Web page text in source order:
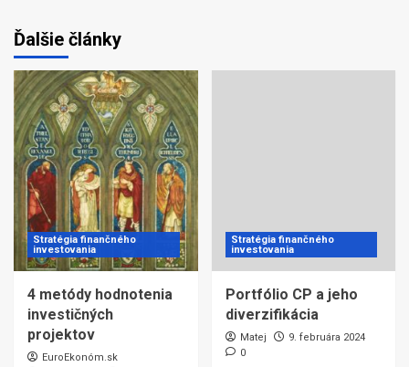
Ďalšie články
Stratégia finančného
investovania
4 metódy hodnotenia
investičných
projektov
EuroEkonóm.sk
Stratégia finančného
investovania
Portfólio CP a jeho
diverzifikácia
Matej
9. februára 2024
0